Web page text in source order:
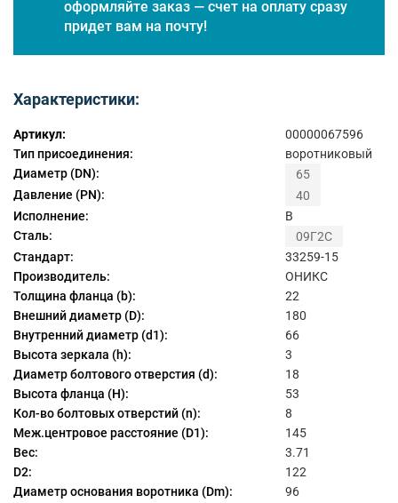
оформляйте заказ — счет на оплату сразу
придет вам на почту!
Характеристики:
Артикул:
00000067596
Тип присоединения:
воротниковый
Диаметр (DN):
65
Давление (PN):
40
Исполнение:
B
Сталь:
09Г2С
Стандарт:
33259-15
Производитель:
ОНИКС
Толщина фланца (b):
22
Внешний диаметр (D):
180
Внутренний диаметр (d1):
66
Высота зеркала (h):
3
Диаметр болтового отверстия (d):
18
Высота фланца (H):
53
Кол-во болтовых отверстий (n):
8
Меж.центровое расстояние (D1):
145
Вес:
3.71
D2:
122
Диаметр основания воротника (Dm):
96